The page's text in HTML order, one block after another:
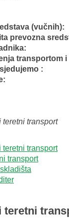
(vučnih):
prevozna
transportom
:
teretni transport
teretni transport
transport
teretni